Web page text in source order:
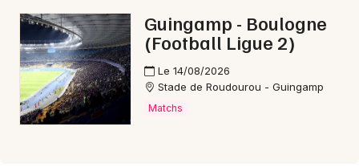
Mon email
Je m'abonne
Guingamp - Boulogne
(Football Ligue 2)
Le 14/08/2026
Stade de Roudourou - Guingamp
Matchs